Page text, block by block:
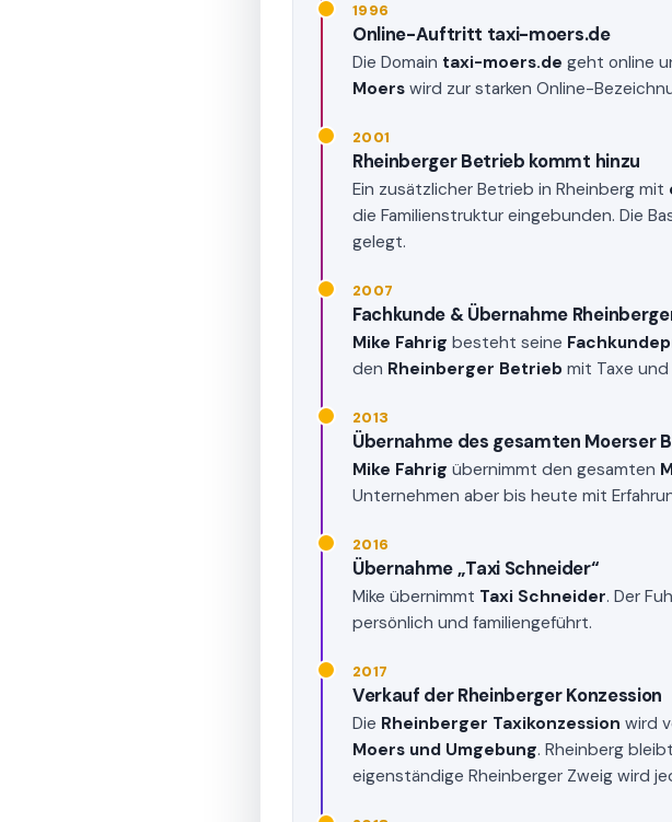
1996
Online-Auftritt taxi-moers.de
Die Domain taxi-moers.de geht online
Moers wird zur starken Online-
2001
Rheinberger Betrieb kommt hinzu
Ein zusätzlicher Betrieb in Rheinberg mit
die Familienstruktur eingebunden. Die
gelegt.
2007
Fachkunde & Übernahme
Mike Fahrig besteht seine
den Rheinberger Betrieb mit Taxe
2013
Übernahme des gesamten Moerser
Mike Fahrig übernimmt den gesamten
Unternehmen aber bis heute mit
2016
Übernahme „Taxi Schneider“
Mike übernimmt Taxi Schneider. Der
persönlich und familiengeführt.
2017
Verkauf der Rheinberger Konzession
Die Rheinberger Taxikonzession wird
Moers und Umgebung. Rheinberg
eigenständige Rheinberger Zweig wird